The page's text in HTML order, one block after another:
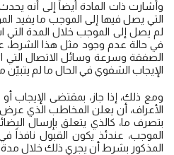
وأشارت ذات المادة أيضاً إلى أنه
التي يصل فيها إلى الموجب ما يفيد
لم يصل إلى الموجب خلال المدة
في حالة عدم وجود مثل هذا الشرط،
الصفقة وسرعة وسائل الاتصال التي
الإيجاب الشفوي في الحال ما لم
ومع ذلك، إذا جاز، بمقتضى الإيجاب
الأعراف، أن يعلن المخاطب الذي عرض
بتصرف ما، كالذي يتعلق بإرسال
الموجب، عندئذ يكون القبول نافذاً
المذكور بشرط أن يجري ذلك خلال